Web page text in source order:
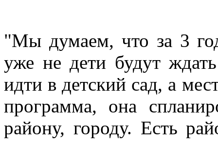
"Мы думаем, что за 3
уже не дети будут
идти в детский сад, а
программа, она
району, городу. Есть